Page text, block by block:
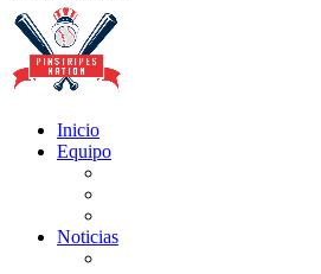
Inicio
Equipo
Noticias